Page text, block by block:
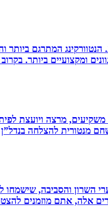
המתרגם
ומקצועיים ביותר.
מרצה ויועצת
מנטורית להצלחה בנדל”ן‏
השרון והסביבה,
אלה, אתם מוזמנים